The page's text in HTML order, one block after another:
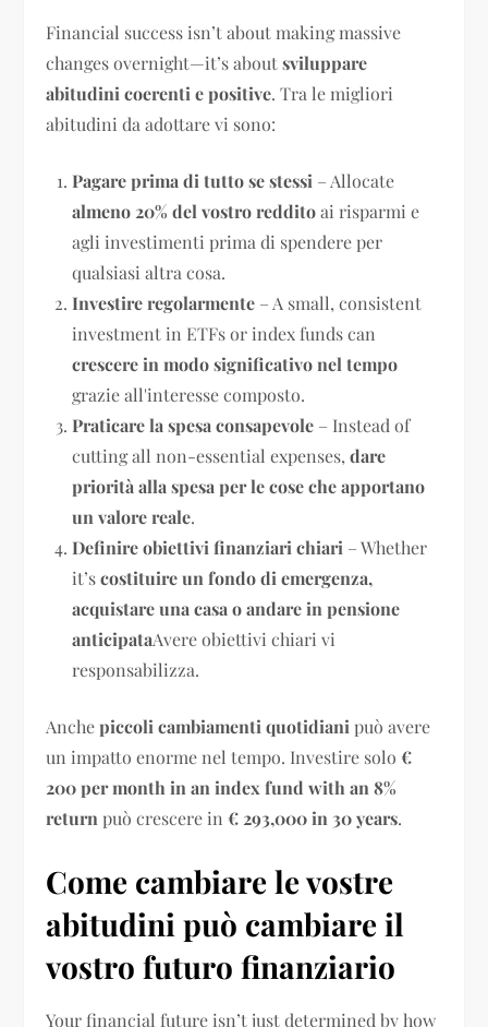
Financial success isn’t about making massive
changes overnight—it’s aboutsviluppare
abitudini coerenti e positive. Tra le migliori
abitudini da adottare vi sono:
Pagare prima di tutto se stessi – Allocate
almeno 20% del vostro redditoai risparmi e
agli investimenti prima di spendere per
qualsiasi altra cosa.
Investire regolarmente – A small, consistent
investment in ETFs or index funds can
crescere in modo significativo nel tempo
grazie all'interesse composto.
Praticare la spesa consapevole – Instead of
cutting all non-essential expenses,dare
priorità alla spesa per le cose che apportano
un valore reale.
Definire obiettivi finanziari chiari – Whether
it’scostituire un fondo di emergenza,
acquistare una casa o andare in pensione
anticipataAvere obiettivi chiari vi
responsabilizza.
Anchepiccoli cambiamenti quotidiani può avere
un impatto enorme nel tempo. Investire solo€
200 per month in an index fund with an 8%
return può crescere in€ 293,000 in 30 years.
Come cambiare le vostre
abitudini può cambiare il
vostro futuro finanziario
Your financial future isn’t just determined by how